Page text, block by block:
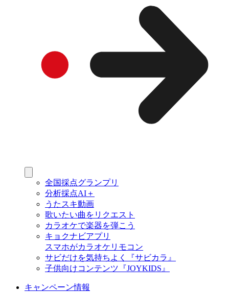
全国採点グランプリ
分析採点AI＋
うたスキ動画
歌いたい曲をリクエスト
カラオケで楽器を弾こう
キョクナビアプリ
スマホがカラオケリモコン
サビだけを気持ちよく『サビカラ』
子供向けコンテンツ『JOYKIDS』
キャンペーン情報